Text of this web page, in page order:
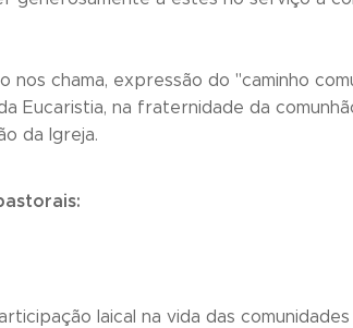
nos chama, expressão do "caminho
Eucaristia, na fraternidade da
da Igreja.
laical na vida das